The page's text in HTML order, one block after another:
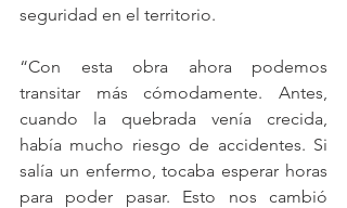
seguridad en el territorio.
“Con esta obra ahora podemos
transitar más cómodamente. Antes,
cuando la quebrada venía crecida,
había mucho riesgo de accidentes. Si
salía un enfermo, tocaba esperar horas
para poder pasar. Esto nos cambió